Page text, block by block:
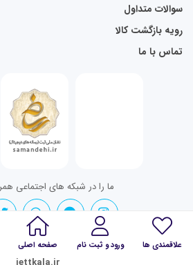
صفحه اصلی ورود و ثبت نام علاقمندی ها
سوالات متداول
رویه بازگشت کالا
تماس با ما
ما را در شبکه های اجتماعی
تمامی حقوق برای jettkala.ir محفوظ است.